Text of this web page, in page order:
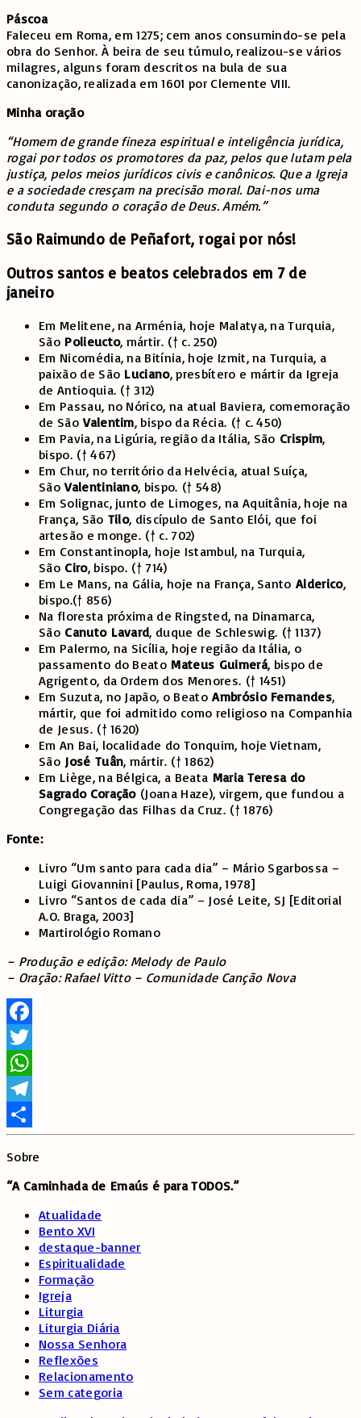
Páscoa
Faleceu em Roma, em 1275; cem anos consumindo-se pela
obra do Senhor. À beira de seu túmulo, realizou-se vários
milagres, alguns foram descritos na bula de sua
canonização, realizada em 1601 por Clemente VIII.
Minha oração
“Homem de grande fineza espiritual e inteligência jurídica,
rogai por todos os promotores da paz, pelos que lutam pela
justiça, pelos meios jurídicos civis e canônicos. Que a Igreja
e a sociedade cresçam na precisão moral. Dai-nos uma
conduta segundo o coração de Deus. Amém.”
São Raimundo de Peñafort, rogai por nós!
Outros santos e beatos celebrados em 7 de
janeiro
Em Melitene, na Arménia, hoje Malatya, na Turquia,
São Polieucto, mártir. († c. 250)
Em Nicomédia, na Bitínia, hoje Izmit, na Turquia, a
paixão de São Luciano, presbítero e mártir da Igreja
de Antioquia. († 312)
Em Passau, no Nórico, na atual Baviera, comemoração
de SãoValentim, bispo da Récia. († c. 450)
Em Pavia, na Ligúria, região da Itália, São Crispim,
bispo. († 467)
Em Chur, no território da Helvécia, atual Suíça,
SãoValentiniano, bispo. († 548)
Em Solignac, junto de Limoges, na Aquitânia, hoje na
França, São Tilo, discípulo de Santo Elói, que foi
artesão e monge. († c. 702)
Em Constantinopla, hoje Istambul, na Turquia,
São Ciro, bispo. († 714)
Em Le Mans, na Gália, hoje na França, SantoAlderico,
bispo.(† 856)
Na floresta próxima de Ringsted, na Dinamarca,
São Canuto Lavard, duque de Schleswig. († 1137)
Em Palermo, na Sicília, hoje região da Itália, o
passamento do Beato Mateus Guimerá, bispo de
Agrigento, da Ordem dos Menores. († 1451)
Em Suzuta, no Japão, o BeatoAmbrósio Fernandes,
mártir, que foi admitido como religioso na Companhia
de Jesus. († 1620)
Em An Bai, localidade do Tonquim, hoje Vietnam,
São José Tuân, mártir. († 1862)
Em Liège, na Bélgica, a Beata Maria Teresa do
Sagrado Coração(Joana Haze), virgem, que fundou a
Congregação das Filhas da Cruz. († 1876)
Fonte:
Livro “Um santo para cada dia” – Mário Sgarbossa –
Luigi Giovannini [Paulus, Roma, 1978]
Livro “Santos de cada dia” – José Leite, SJ [Editorial
A.O. Braga, 2003]
Martirológio Romano
– Produção e edição: Melody de Paulo
– Oração: Rafael Vitto – Comunidade Canção Nova
Facebook
Twitter
WhatsApp
Telegram
Share
Sobre
“A Caminhada de Emaús é para TODOS.”
Atualidade
Bento XVI
destaque-banner
Espiritualidade
Formação
Igreja
Liturgia
Liturgia Diária
Nossa Senhora
Reflexões
Relacionamento
Sem categoria